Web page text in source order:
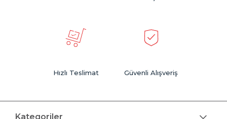
Hızlı Teslimat Güvenli Alışveriş
Kategoriler